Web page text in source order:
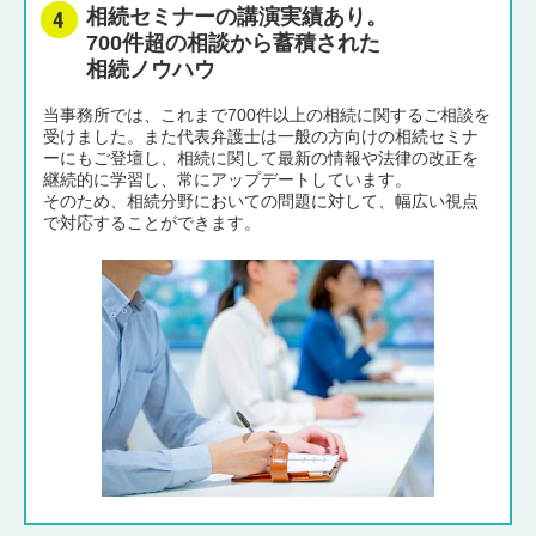
相続セミナーの講演実績あり。
700件超の相談から蓄積された
相続ノウハウ
当事務所では、これまで700件以上の相続に関するご相談を
受けました。また代表弁護士は一般の方向けの相続セミナ
ーにもご登壇し、相続に関して最新の情報や法律の改正を
継続的に学習し、常にアップデートしています。
そのため、相続分野においての問題に対して、幅広い視点
で対応することができます。